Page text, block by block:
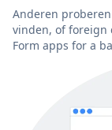
Anderen
vinden, of foreign
Form apps for a